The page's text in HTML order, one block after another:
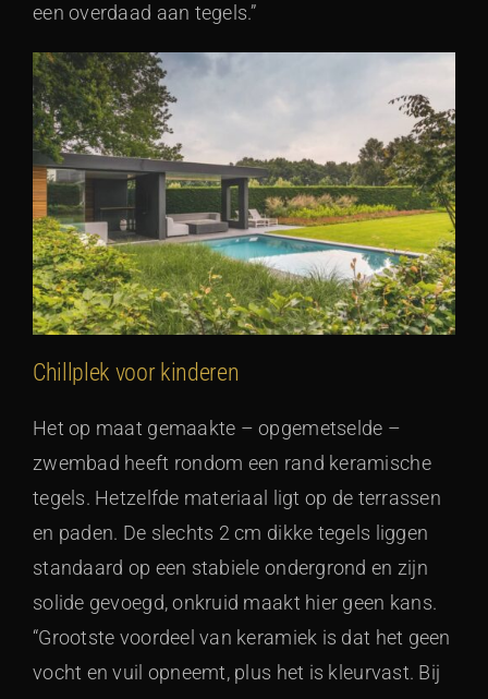
een overdaad aan tegels.”
Chillplek voor kinderen
Het op maat gemaakte – opgemetselde –
zwembad heeft rondom een rand keramische
tegels. Hetzelfde materiaal ligt op de terrassen
en paden. De slechts 2 cm dikke tegels liggen
standaard op een stabiele ondergrond en zijn
solide gevoegd, onkruid maakt hier geen kans.
“Grootste voordeel van keramiek is dat het geen
vocht en vuil opneemt, plus het is kleurvast. Bij